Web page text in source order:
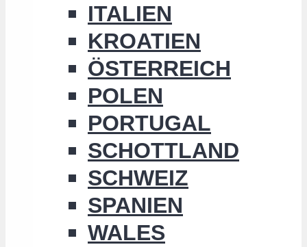
ITALIEN
KROATIEN
ÖSTERREICH
POLEN
PORTUGAL
SCHOTTLAND
SCHWEIZ
SPANIEN
WALES